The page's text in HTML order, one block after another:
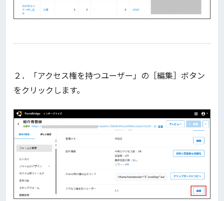
２．「アクセス権を持つユーザー」の［編集］ボタン
をクリックします。